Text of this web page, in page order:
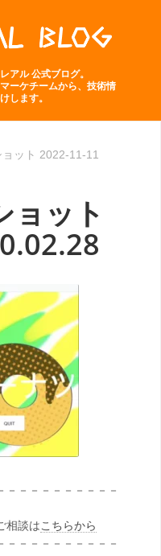
アル 公式ブログ。
ーケチームから、技術情
します。
ット 2022-11-11
ョット
－－－－－－－－－－
相談はこちらから
－－－－－－－－－－